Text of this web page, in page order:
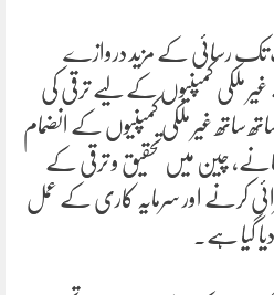
رسائی کے مزید دروازے
ملکی کمپنیوں کے لیے ترقی کی
غیر ملکی کمپنیوں کے انضمام
چین میں تحقیق و ترقی کے
کرنے اور سرمایہ کاری کے عمل
گیا ہے۔